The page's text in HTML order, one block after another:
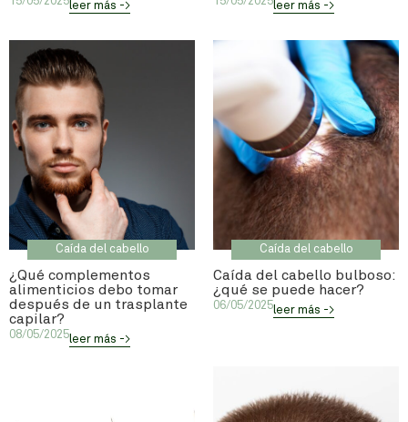
leer más -> leer más ->
Caída del cabello
¿Qué complementos
alimenticios debo tomar
después de un trasplante
capilar?
08/05/2025leer más ->
Caída del cabello
Caída del cabello bulboso:
¿qué se puede hacer?
06/05/2025leer más ->